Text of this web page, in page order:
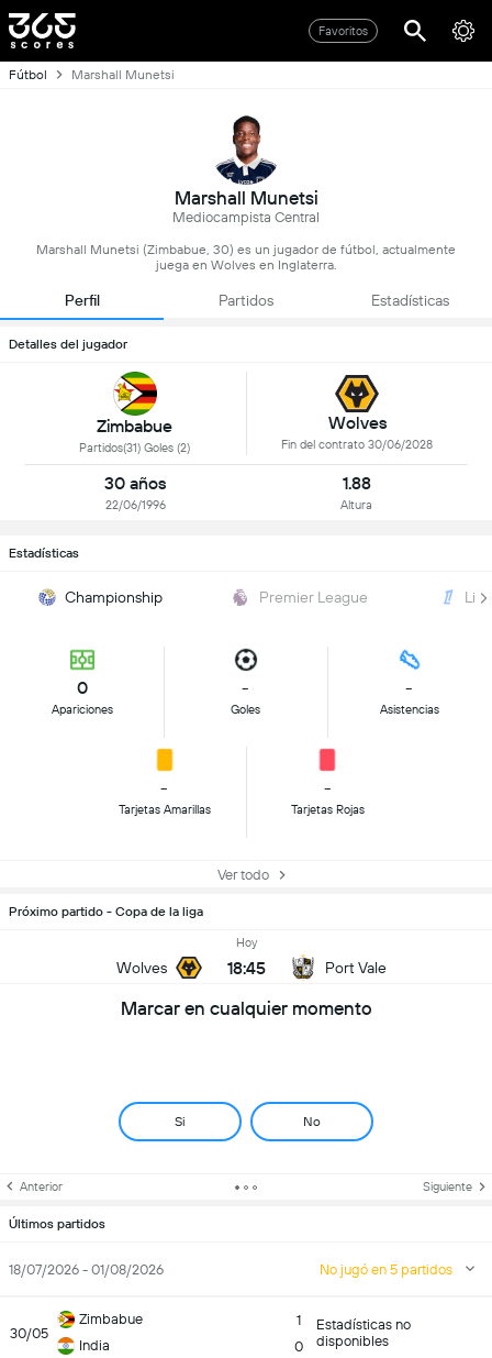
Favoritos
Fútbol Marshall Munetsi
Marshall Munetsi
Mediocampista Central
Marshall Munetsi (Zimbabue, 30) es un jugador de fútbol, actualmente
juega en Wolves en Inglaterra.
Perfil Partidos Estadísticas
Detalles del jugador
Zimbabue
Partidos(31) Goles (2)
Wolves
Fin del contrato 30/06/2028
30 años
22/06/1996
1.88
Altura
Estadísticas
Championship Premier League
0
Apariciones
-
Goles
-
Asistencias
-
Tarjetas Amarillas
-
Tarjetas Rojas
Ver todo
Próximo partido - Copa de la liga
Wolves
Hoy
18:45 Port Vale
Marcar en cualquier momento
Si No
Anterior Siguiente
Últimos partidos
18/07/2026 - 01/08/2026 No jugó en 5 partidos
30/05
Zimbabue
India
1
0
Estadísticas no
disponibles